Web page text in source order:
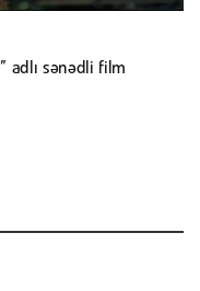
adlı sənədli film